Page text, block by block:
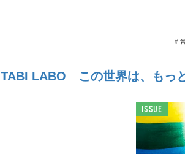
#
TABI LABO この世界は、もっと
ISSUE